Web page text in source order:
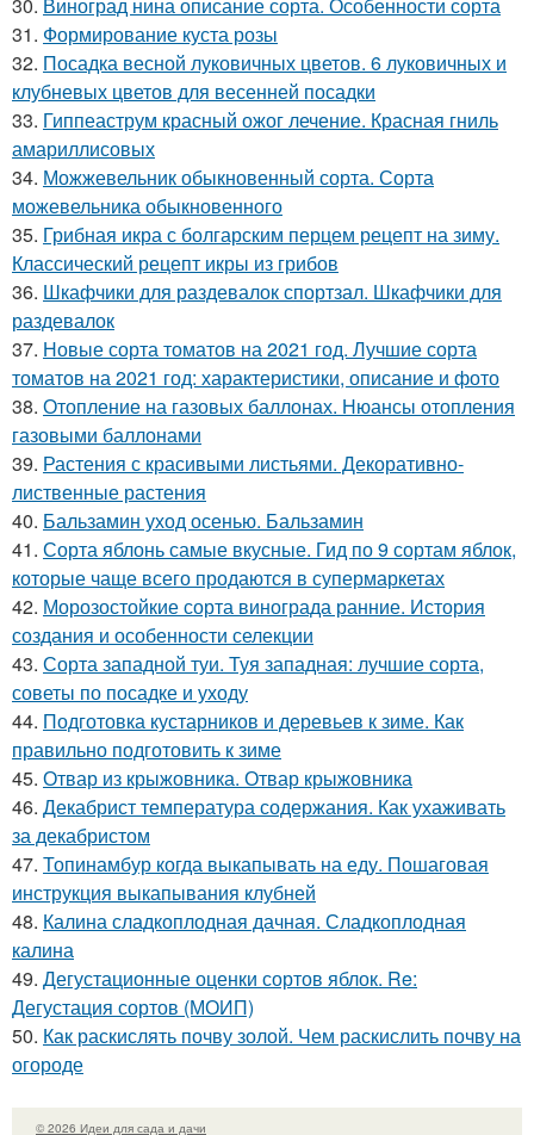
31. Формирование куста розы
32. Посадка весной луковичных цветов. 6 луковичных и
клубневых цветов для весенней посадки
33. Гиппеаструм красный ожог лечение. Красная гниль
амариллисовых
34. Можжевельник обыкновенный сорта. Сорта
можевельника обыкновенного
35. Грибная икра с болгарским перцем рецепт на зиму.
Классический рецепт икры из грибов
36. Шкафчики для раздевалок спортзал. Шкафчики для
раздевалок
37. Новые сорта томатов на 2021 год. Лучшие сорта
томатов на 2021 год: характеристики, описание и фото
38. Отопление на газовых баллонах. Нюансы отопления
газовыми баллонами
39. Растения с красивыми листьями. Декоративно-
лиственные растения
40. Бальзамин уход осенью. Бальзамин
41. Сорта яблонь самые вкусные. Гид по 9 сортам яблок,
которые чаще всего продаются в супермаркетах
42. Морозостойкие сорта винограда ранние. История
создания и особенности селекции
43. Сорта западной туи. Туя западная: лучшие сорта,
советы по посадке и уходу
44. Подготовка кустарников и деревьев к зиме. Как
правильно подготовить к зиме
45. Отвар из крыжовника. Отвар крыжовника
46. Декабрист температура содержания. Как ухаживать
за декабристом
47. Топинамбур когда выкапывать на еду. Пошаговая
инструкция выкапывания клубней
48. Калина сладкоплодная дачная. Сладкоплодная
калина
49. Дегустационные оценки сортов яблок. Re:
Дегустация сортов (МОИП)
50. Как раскислять почву золой. Чем раскислить почву на
огороде
© 2026 Идеи для сада и дачи